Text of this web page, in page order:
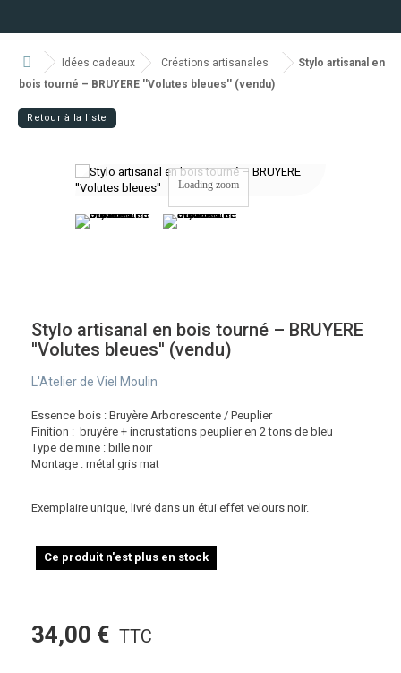
Idées cadeaux Créations artisanales
Stylo artisanal en
bois tourné – BRUYERE ''Volutes bleues'' (vendu)
Retour à la liste
Loading zoom
Stylo artisanal en bois tourné – BRUYERE
''Volutes bleues'' (vendu)
L'Atelier de Viel Moulin
Essence bois : Bruyère Arborescente / Peuplier
Finition : bruyère + incrustations peuplier en 2 tons de bleu
Type de mine : bille noir
Montage : métal gris mat
Exemplaire unique, livré dans un étui effet velours noir.
Ce produit n'est plus en stock
34,00 € TTC